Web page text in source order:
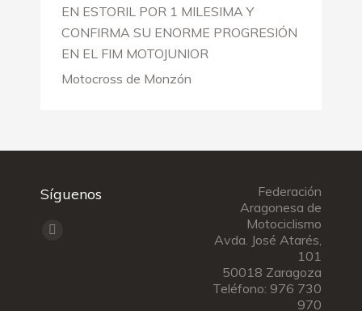
EN ESTORIL POR 1 MILESIMA Y
CONFIRMA SU ENORME PROGRESIÓN
EN EL FIM MOTOJUNIOR
Motocross de Monzón
Síguenos
Encuéntranos en:
Facebook
Federación
Aragonesa de
Motociclismo
Avda. José Atarés,
101
50018 Zaragoza
Teléfono: 976 730
970